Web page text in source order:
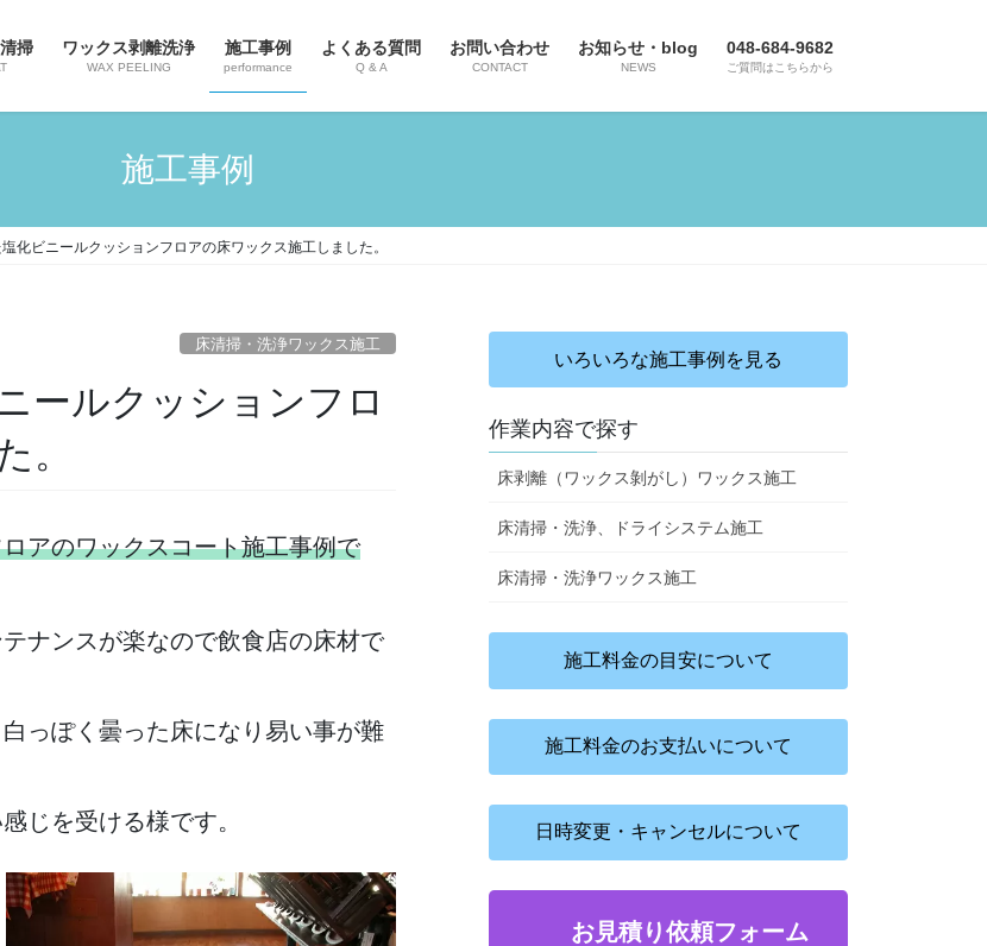
掃 ワックス剥離洗浄
WAX PEELING
施工事例
performance
よくある質問
Q & A
お問い合わせ
CONTACT
お知らせ・blog
NEWS
048-684-9682
ご質問はこちらから
施工事例
化ビニールクッションフロアの床ワックス施工しました。
床清掃・洗浄ワックス施工
ールクッションフロ
。
アのワックスコート施工事例で
ナンスが楽なので飲食店の床材で
っぽく曇った床になり易い事が難
じを受ける様です。
いろいろな施工事例を見る
作業内容で探す
床剥離（ワックス剝がし）ワックス施工
床清掃・洗浄、ドライシステム施工
床清掃・洗浄ワックス施工
施工料金の目安について
施工料金のお支払いについて
日時変更・キャンセルについて
お見積り依頼フォーム